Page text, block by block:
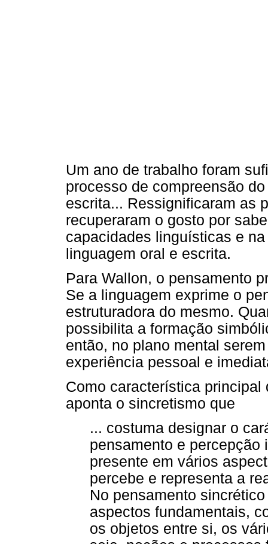
Um ano de trabalho foram
processo de compreensão
escrita... Ressignificaram as
recuperaram o gosto por
capacidades linguísticas e
linguagem oral e escrita.
Para Wallon, o pensamento
Se a linguagem exprime o
estruturadora do mesmo.
possibilita a formação
então, no plano mental
experiência pessoal e
Como característica
aponta o sincretismo que
... costuma designar o
pensamento e percepção
presente em vários
percebe e representa a
No pensamento
aspectos fundamentais,
os objetos entre si, os